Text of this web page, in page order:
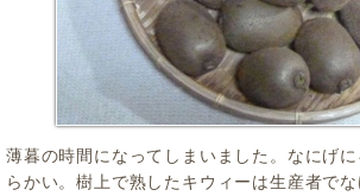
薄暮の時間になってしまいました。なにげ
らかい。樹上で熟したキウィーは生産者で